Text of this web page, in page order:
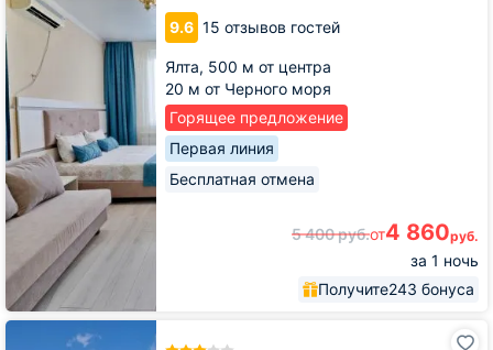
9.6 15 отзывов гостей
Ялта, 500 м от центра
20 м от Черного моря
Горящее предложение
Первая линия
Бесплатная отмена
5 400руб.от4 860руб.
за 1 ночь
Получите243 бонуса
на
Дражинского
Гостиница